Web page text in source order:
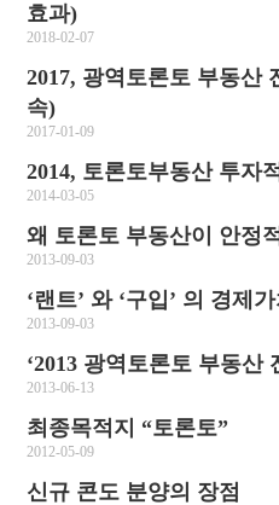
효과)
2018-02-07
2017, 광역토론토 부동산
속)
2017-01-09
2014, 토론토부동산 투자
2014-03-05
왜 토론토 부동산이 안정
2013-09-03
‘랜트’ 와 ‘구입’ 의 경제
2013-09-03
‘2013 광역토론토 부동산
2013-06-13
최종목적지 “토론토”
2012-05-09
신규 콘도 분양의 장점